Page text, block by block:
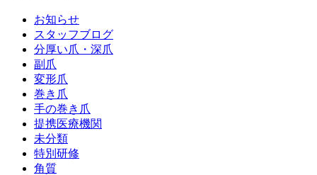
お知らせ
スタッフブログ
分厚い爪・深爪
副爪
変形爪
巻き爪
手の巻き爪
提携医療機関
未分類
特別研修
角質